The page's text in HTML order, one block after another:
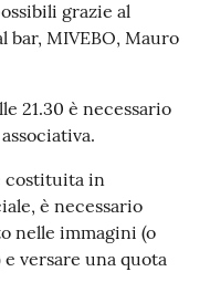
grazie al
bar, MIVEBO, Mauro
21.30 è necessario
costituita in
è necessario
nelle immagini (o
versare una quota